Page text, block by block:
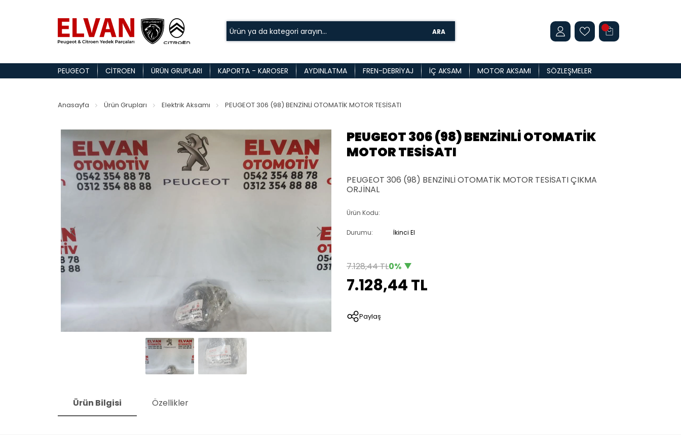
ARA
PEUGEOT CITROEN ÜRÜN GRUPLARI KAPORTA - KAROSER AYDINLATMA FREN-DEBRIYAJ İÇ AKSAM MOTOR AKSAMI SÖZLEŞMELER
Anasayfa Ürün Grupları Elektrik Aksamı PEUGEOT 306 (98) BENZİNLİ OTOMATİK MOTOR TESİSATI
PEUGEOT 306 (98) BENZİNLİ OTOMATİK
MOTOR TESİSATI
PEUGEOT 306 (98) BENZİNLİ OTOMATİK MOTOR TESİSATI ÇIKMA
ORJİNAL
Ürün Kodu:
Durumu: İkinci El
7.128,44 TL0%
7.128,44 TL
Paylaş
Ürün Bilgisi Özellikler